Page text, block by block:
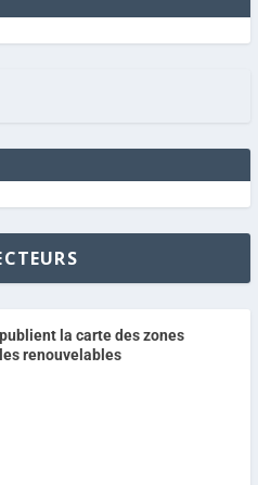
la carte des zones
renouvelables